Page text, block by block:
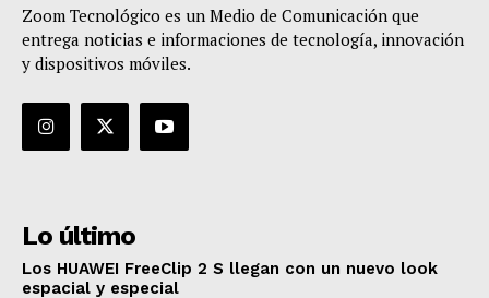
Zoom Tecnológico es un Medio de Comunicación que
entrega noticias e informaciones de tecnología, innovación
y dispositivos móviles.
Lo último
Los HUAWEI FreeClip 2 S llegan con un nuevo look
espacial y especial